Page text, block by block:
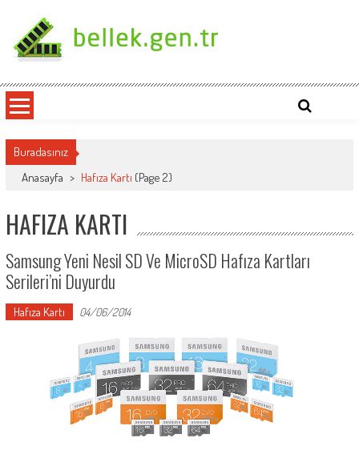
content
bellek.gen.tr
Buradasınız
Anasayfa > Hafıza Kartı (Page 2)
HAFIZA KARTI
Samsung Yeni Nesil SD Ve MicroSD Hafıza Kartları
Serileri’ni Duyurdu
Hafıza Kartı 04/06/2014